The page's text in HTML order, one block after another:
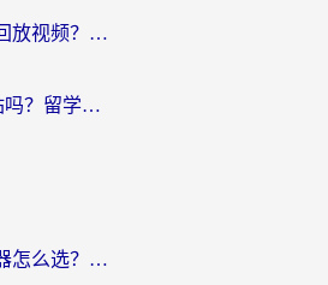
海外如何看映客直播回放视频？这份攻略帮你搞定（附腾讯优酷观看技巧）
海外可以看cctv的网站吗？留学生亲测有效的回国追剧方案
国外翻回国内的加速器怎么选？海外党亲测实用指南，告别地域限制